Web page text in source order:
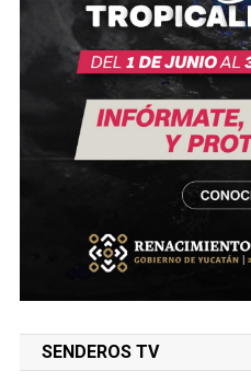
SENDEROS TV